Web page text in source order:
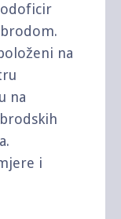
na
na
i